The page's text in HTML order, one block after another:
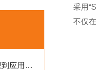
电接点压力表核心参数从选型到应用的系统化指南
采用
不仅